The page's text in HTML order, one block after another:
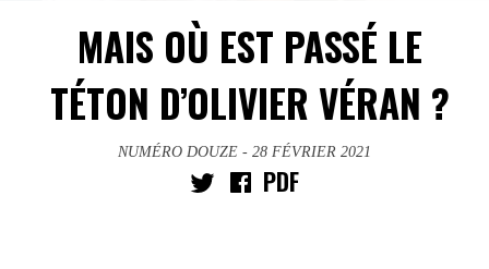
MAIS OÙ EST PASSÉ LE
TÉTON D’OLIVIER VÉRAN ?
NUMÉRO DOUZE - 28 FÉVRIER 2021
PDF